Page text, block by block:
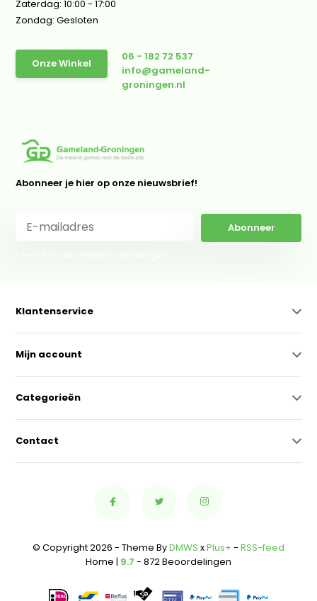
Zaterdag: 10:00 - 17:00
Zondag: Gesloten
Onze Winkel
06 - 182 72 537
info@gameland-
groningen.nl
Abonneer je hier op onze nieuwsbrief!
Abonneer
Klantenservice
Mijn account
Categorieën
Contact
© Copyright 2026 - Theme ByDMWS xPlus+ - RSS-feed
Home | 9.7 - 872 Beoordelingen